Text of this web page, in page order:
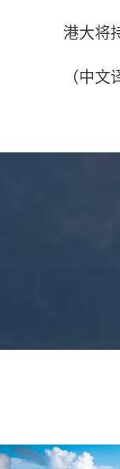
港大将
（中